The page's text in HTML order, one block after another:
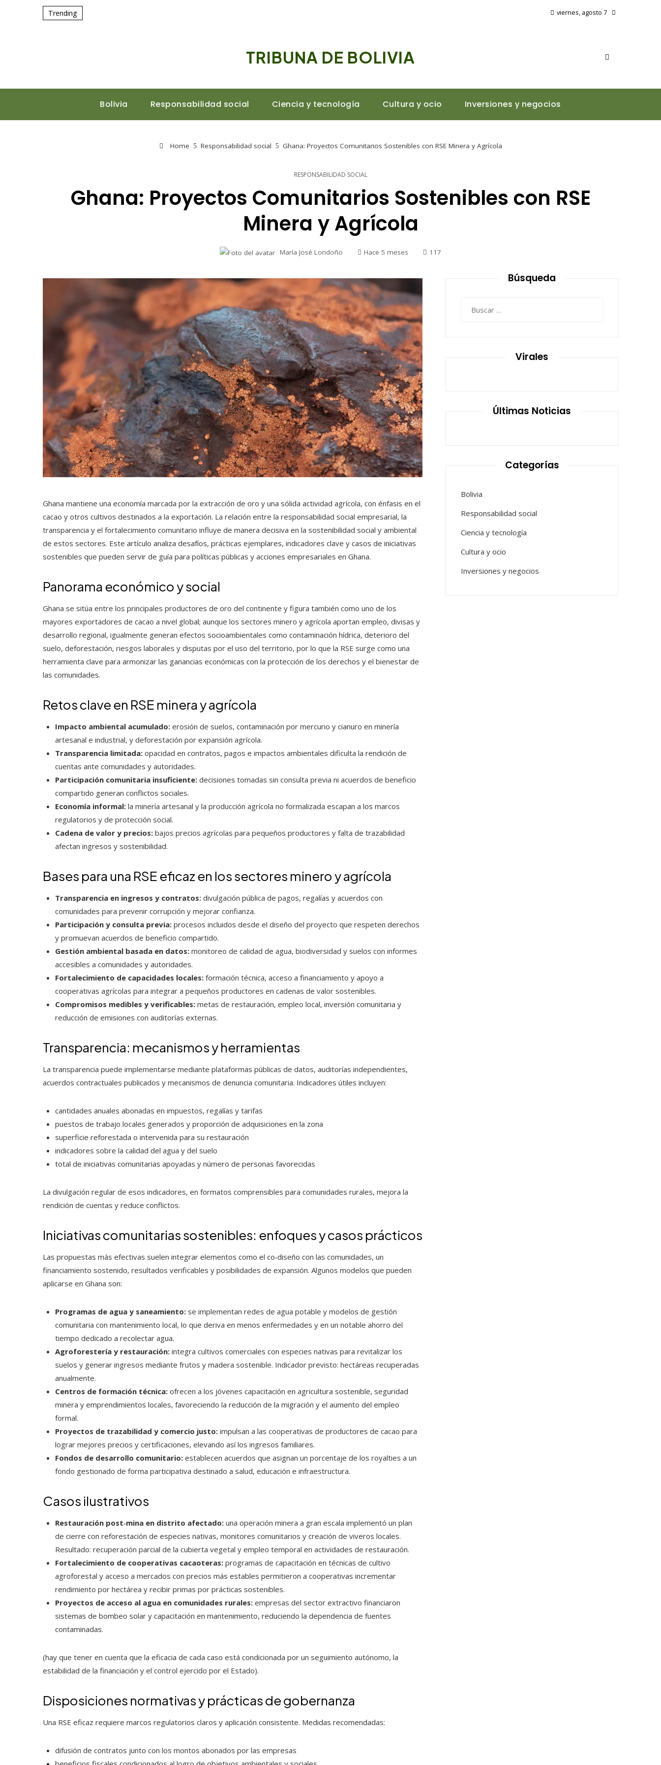
Trending viernes, agosto 7
TRIBUNA DE BOLIVIA
Bolivia Responsabilidad social Ciencia y tecnología Cultura y ocio Inversiones y negocios
Home Responsabilidad social Ghana: Proyectos Comunitarios Sostenibles con RSE Minera y Agrícola
RESPONSABILIDAD SOCIAL
Ghana: Proyectos Comunitarios Sostenibles con RSE
Minera y Agrícola
María José Londoño Hace 5 meses 117
Ghana mantiene una economía marcada por la extracción de oro y una sólida actividad agrícola, con énfasis en el
cacao y otros cultivos destinados a la exportación. La relación entre la responsabilidad social empresarial, la
transparencia y el fortalecimiento comunitario influye de manera decisiva en la sostenibilidad social y ambiental
de estos sectores. Este artículo analiza desafíos, prácticas ejemplares, indicadores clave y casos de iniciativas
sostenibles que pueden servir de guía para políticas públicas y acciones empresariales en Ghana.
Panorama económico y social
Ghana se sitúa entre los principales productores de oro del continente y figura también como uno de los
mayores exportadores de cacao a nivel global; aunque los sectores minero y agrícola aportan empleo, divisas y
desarrollo regional, igualmente generan efectos socioambientales como contaminación hídrica, deterioro del
suelo, deforestación, riesgos laborales y disputas por el uso del territorio, por lo que la RSE surge como una
herramienta clave para armonizar las ganancias económicas con la protección de los derechos y el bienestar de
las comunidades.
Retos clave en RSE minera y agrícola
Impacto ambiental acumulado: erosión de suelos, contaminación por mercurio y cianuro en minería
artesanal e industrial, y deforestación por expansión agrícola.
Transparencia limitada: opacidad en contratos, pagos e impactos ambientales dificulta la rendición de
cuentas ante comunidades y autoridades.
Participación comunitaria insuficiente: decisiones tomadas sin consulta previa ni acuerdos de beneficio
compartido generan conflictos sociales.
Economía informal: la minería artesanal y la producción agrícola no formalizada escapan a los marcos
regulatorios y de protección social.
Cadena de valor y precios: bajos precios agrícolas para pequeños productores y falta de trazabilidad
afectan ingresos y sostenibilidad.
Bases para una RSE eficaz en los sectores minero y agrícola
Transparencia en ingresos y contratos: divulgación pública de pagos, regalías y acuerdos con
comunidades para prevenir corrupción y mejorar confianza.
Participación y consulta previa: procesos incluidos desde el diseño del proyecto que respeten derechos
y promuevan acuerdos de beneficio compartido.
Gestión ambiental basada en datos: monitoreo de calidad de agua, biodiversidad y suelos con informes
accesibles a comunidades y autoridades.
Fortalecimiento de capacidades locales: formación técnica, acceso a financiamiento y apoyo a
cooperativas agrícolas para integrar a pequeños productores en cadenas de valor sostenibles.
Compromisos medibles y verificables: metas de restauración, empleo local, inversión comunitaria y
reducción de emisiones con auditorías externas.
Transparencia: mecanismos y herramientas
La transparencia puede implementarse mediante plataformas públicas de datos, auditorías independientes,
acuerdos contractuales publicados y mecanismos de denuncia comunitaria. Indicadores útiles incluyen:
cantidades anuales abonadas en impuestos, regalías y tarifas
puestos de trabajo locales generados y proporción de adquisiciones en la zona
superficie reforestada o intervenida para su restauración
indicadores sobre la calidad del agua y del suelo
total de iniciativas comunitarias apoyadas y número de personas favorecidas
La divulgación regular de esos indicadores, en formatos comprensibles para comunidades rurales, mejora la
rendición de cuentas y reduce conflictos.
Iniciativas comunitarias sostenibles: enfoques y casos prácticos
Las propuestas más efectivas suelen integrar elementos como el co‑diseño con las comunidades, un
financiamiento sostenido, resultados verificables y posibilidades de expansión. Algunos modelos que pueden
aplicarse en Ghana son:
Programas de agua y saneamiento: se implementan redes de agua potable y modelos de gestión
comunitaria con mantenimiento local, lo que deriva en menos enfermedades y en un notable ahorro del
tiempo dedicado a recolectar agua.
Agroforestería y restauración: integra cultivos comerciales con especies nativas para revitalizar los
suelos y generar ingresos mediante frutos y madera sostenible. Indicador previsto: hectáreas recuperadas
anualmente.
Centros de formación técnica: ofrecen a los jóvenes capacitación en agricultura sostenible, seguridad
minera y emprendimientos locales, favoreciendo la reducción de la migración y el aumento del empleo
formal.
Proyectos de trazabilidad y comercio justo: impulsan a las cooperativas de productores de cacao para
lograr mejores precios y certificaciones, elevando así los ingresos familiares.
Fondos de desarrollo comunitario: establecen acuerdos que asignan un porcentaje de los royalties a un
fondo gestionado de forma participativa destinado a salud, educación e infraestructura.
Casos ilustrativos
Restauración post‑mina en distrito afectado: una operación minera a gran escala implementó un plan
de cierre con reforestación de especies nativas, monitores comunitarios y creación de viveros locales.
Resultado: recuperación parcial de la cubierta vegetal y empleo temporal en actividades de restauración.
Fortalecimiento de cooperativas cacaoteras: programas de capacitación en técnicas de cultivo
agroforestal y acceso a mercados con precios más estables permitieron a cooperativas incrementar
rendimiento por hectárea y recibir primas por prácticas sostenibles.
Proyectos de acceso al agua en comunidades rurales: empresas del sector extractivo financiaron
sistemas de bombeo solar y capacitación en mantenimiento, reduciendo la dependencia de fuentes
contaminadas.
(hay que tener en cuenta que la eficacia de cada caso está condicionada por un seguimiento autónomo, la
estabilidad de la financiación y el control ejercido por el Estado).
Disposiciones normativas y prácticas de gobernanza
Una RSE eficaz requiere marcos regulatorios claros y aplicación consistente. Medidas recomendadas:
difusión de contratos junto con los montos abonados por las empresas
Búsqueda
Virales
Últimas Noticias
Categorías
Bolivia
Responsabilidad social
Ciencia y tecnología
Cultura y ocio
Inversiones y negocios